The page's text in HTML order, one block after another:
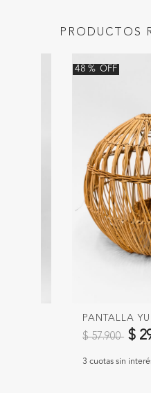
PRODUCTOS
48% OFF
PANTALLA
Precio
$ 57.900 a$
3 cuotas sin